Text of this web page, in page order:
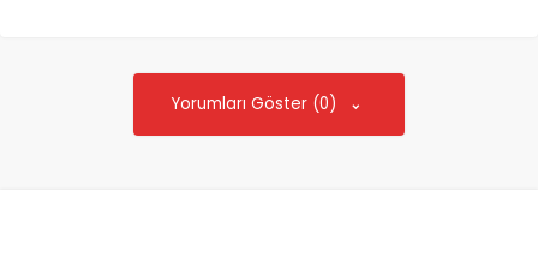
Yorumları Göster (0)